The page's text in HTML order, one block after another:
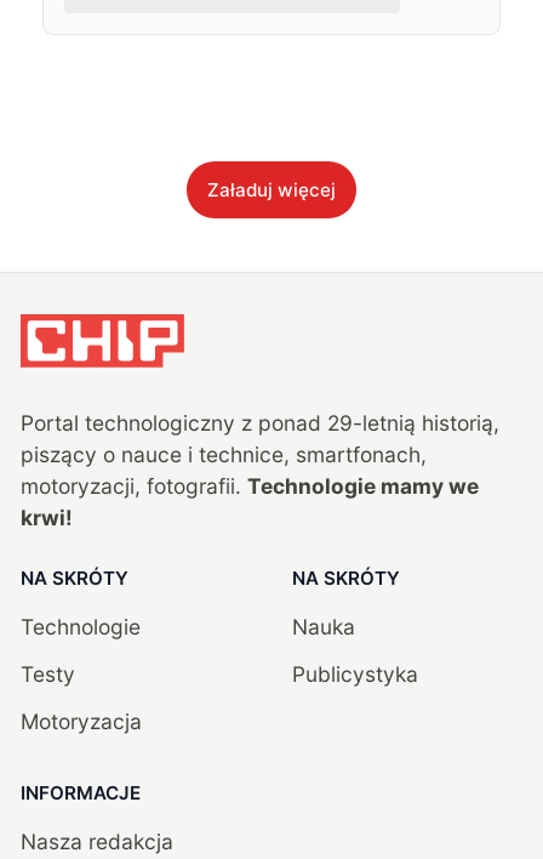
Załaduj więcej
Portal technologiczny z ponad 29-letnią historią,
piszący o nauce i technice, smartfonach,
motoryzacji, fotografii. Technologie mamy we
krwi!
NA SKRÓTY
Technologie
Testy
Motoryzacja
NA SKRÓTY
Nauka
Publicystyka
INFORMACJE
Nasza redakcja